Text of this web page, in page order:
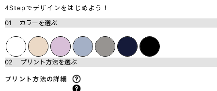
4Stepでデザインをはじめよう！
01
カラーを選ぶ
02 プリント方法を選ぶ
プリント方法の詳細